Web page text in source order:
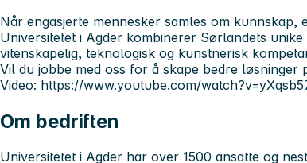
Når engasjerte mennesker samles om kunnskap,
Universitetet i Agder kombinerer Sørlandets
vitenskapelig, teknologisk og kunstnerisk
Vil du jobbe med oss for å skape bedre
Video: https://www.youtube.com/
Om bedriften
Universitetet i Agder har over 1500 ansatte og